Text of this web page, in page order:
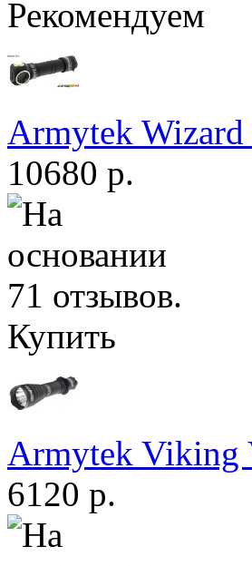
Рекомендуем
Armytek
10680 р.
Купить
Armytek Viking
6120 р.